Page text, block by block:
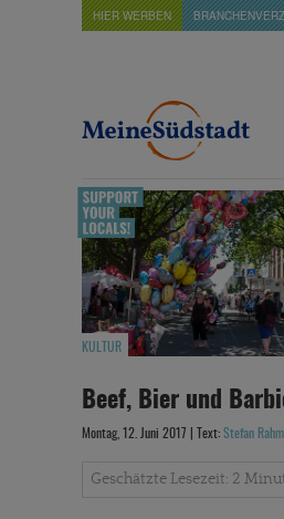
HIER WERBEN
KULTUR
Beef, Bier und
Montag, 12. Juni 2017 | Text: Stefan
Geschätzte Lesezeit: 2